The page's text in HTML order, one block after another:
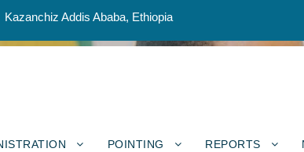
Kazanchiz Addis Ababa, Ethiopia
POINTING REPORTS